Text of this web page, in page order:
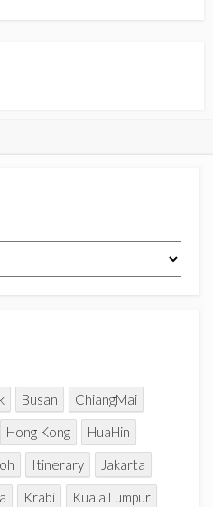
Busan
ChiangMai
Hong Kong
HuaHin
Itinerary
Jakarta
Krabi
Kuala Lumpur